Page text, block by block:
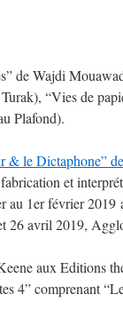
de Wajdi
“Vies de
Plafond).
& le Dictaphone”
et
au 1er février 2019
26 avril 2019,
aux Editions
4” comprenant